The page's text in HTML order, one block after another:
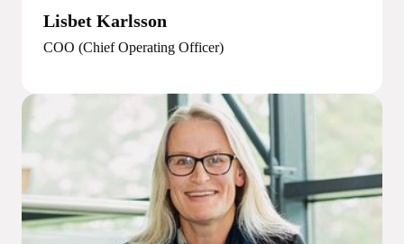
Lisbet Karlsson
COO (Chief Operating Officer)